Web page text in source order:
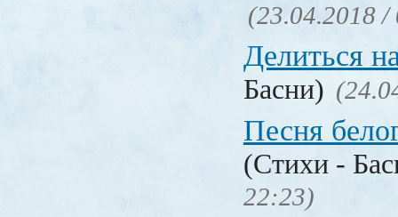
(23.04.2018 /
Делиться
Басни)
Песня
(Стихи -
22:23)